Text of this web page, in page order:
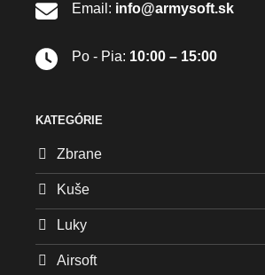
Email: info@armysoft.sk
Po - Pia: 10:00 – 15:00
KATEGÓRIE
Zbrane
Kuše
Luky
Airsoft